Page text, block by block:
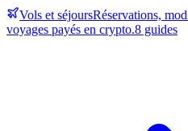
Vols et séjoursRéservations,
voyages payés en crypto.8 guides